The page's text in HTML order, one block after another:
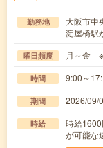
勤務地
大阪市中
淀屋橋駅
曜日頻度 月～金
時間 9:00～
期間 2026/09/
時給
時給
が可能な